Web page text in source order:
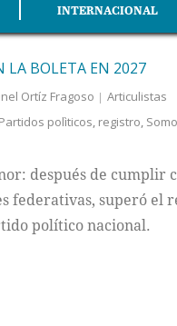
INTERNACIONAL
LA BOLETA EN 2027
Ortíz Fragoso
Articulistas
Partidos polìticos, registro,
después de cumplir
federativas, superó el
político nacional.